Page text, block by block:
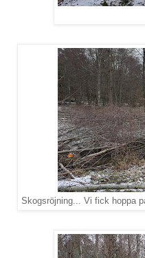
Skogsröjning... Vi fick hoppa